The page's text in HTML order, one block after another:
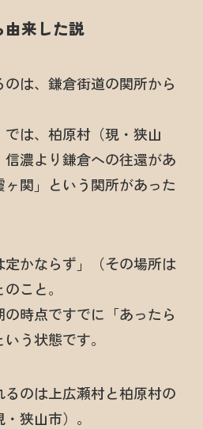
由来した説
は、鎌倉街道の関所から
では、柏原村（現・狭山
濃より鎌倉への往還があ
ヶ関」という関所があった
定かならず」（その場所は
こと。
時点ですでに「あったら
う状態です。
のは上広瀬村と柏原村の
狭山市）。